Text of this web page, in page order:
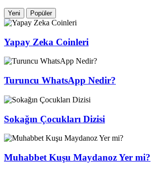
Yeni Popüler
Yapay Zeka Coinleri
Turuncu WhatsApp Nedir?
Sokağın Çocukları Dizisi
Muhabbet Kuşu Maydanoz Yer mi?